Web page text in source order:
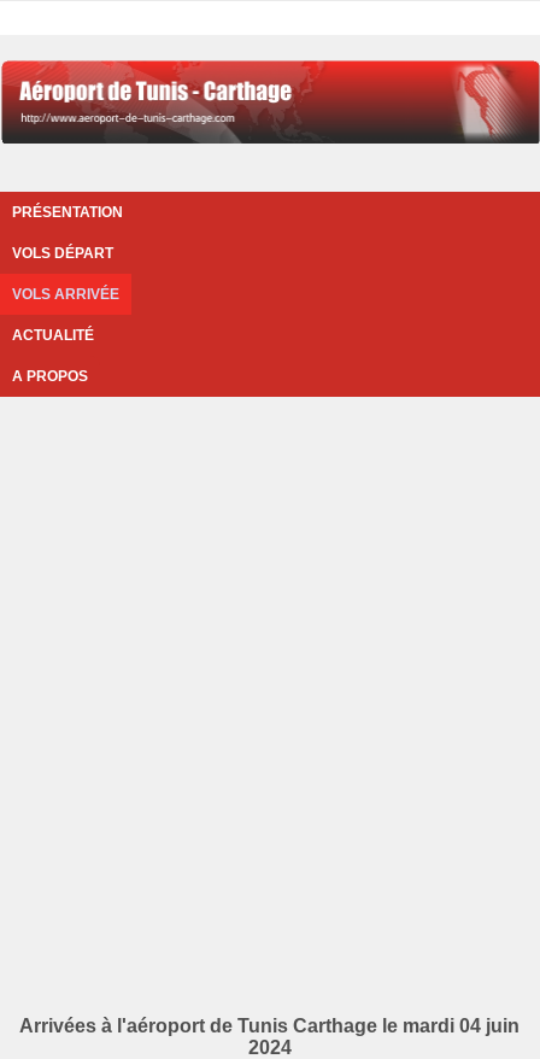
PRÉSENTATION
VOLS DÉPART
VOLS ARRIVÉE
ACTUALITÉ
A PROPOS
Arrivées à l'aéroport de Tunis Carthage le mardi 04 juin
2024